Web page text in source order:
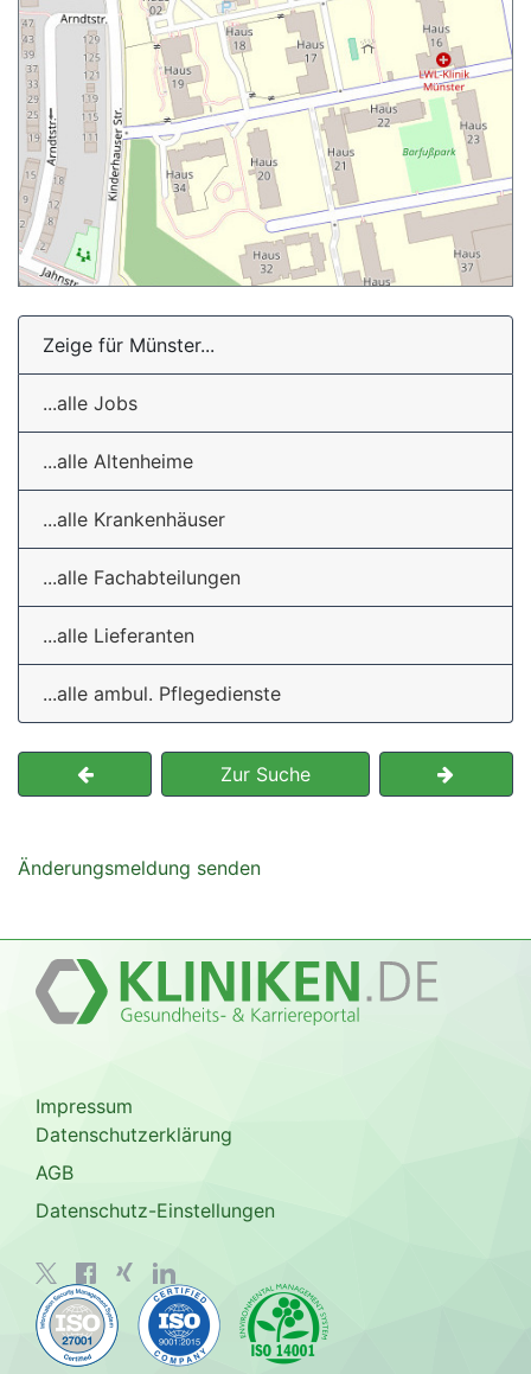
Zeige für Münster...
...alle Jobs
...alle Altenheime
...alle Krankenhäuser
...alle Fachabteilungen
...alle Lieferanten
...alle ambul. Pflegedienste
Zur Suche
Änderungsmeldung senden
Impressum
Datenschutzerklärung
AGB
Datenschutz-Einstellungen